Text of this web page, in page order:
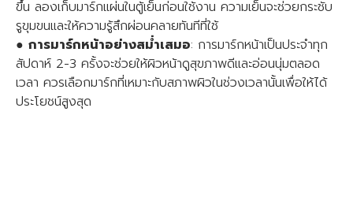
ขึ้น ลองเก็บมาร์กแผ่นในตู้เย็นก่อนใช้งาน ความเย็นจะช่วยกระชับ
รูขุมขนและให้ความรู้สึกผ่อนคลายทันทีที่ใช้
● การมาร์กหน้าอย่างสม่ำเสมอ: การมาร์กหน้าเป็นประจำทุก
สัปดาห์ 2-3 ครั้งจะช่วยให้ผิวหน้าดูสุขภาพดีและอ่อนนุ่มตลอด
เวลา ควรเลือกมาร์กที่เหมาะกับสภาพผิวในช่วงเวลานั้นเพื่อให้ได้
ประโยชน์สูงสุด